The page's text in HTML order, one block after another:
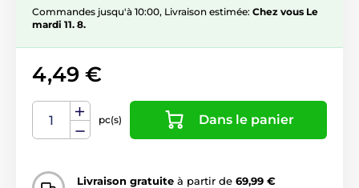
Commandes jusqu'à 10:00, Livraison estimée: Chez vous Le
mardi 11. 8.
4,49 €
pc(s) Dans le panier
Livraison gratuite à partir de 69,99 €